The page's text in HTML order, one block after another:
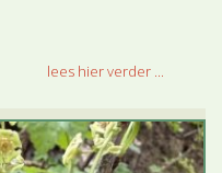
lees hier verder ...